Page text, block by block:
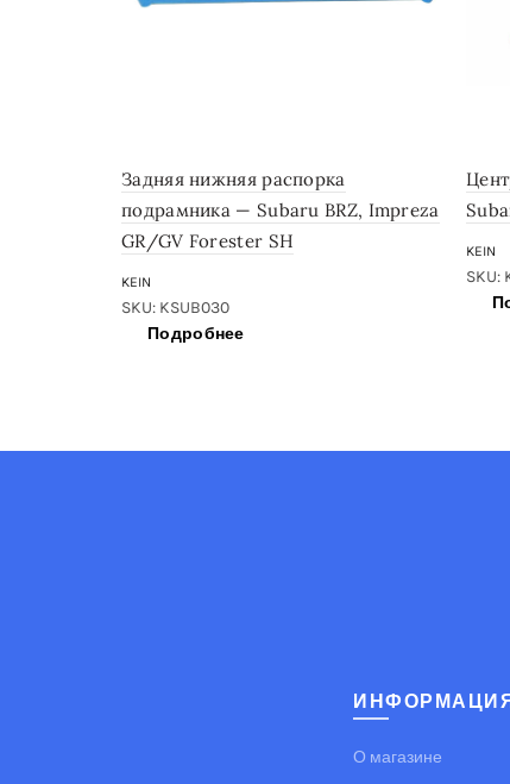
Задняя нижняя распорка
подрамника — Subaru BRZ, Impreza
GR/GV Forester SH
KEIN
SKU: KSUB030
Подробнее
KEIN
SKU:
О магазине